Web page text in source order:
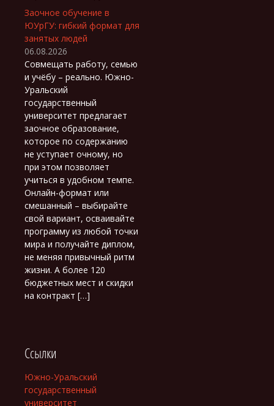
Заочное обучение в
ЮУрГУ: гибкий формат для
занятых людей
06.08.2026
Совмещать работу, семью
и учёбу – реально. Южно-
Уральский
государственный
университет предлагает
заочное образование,
которое по содержанию
не уступает очному, но
при этом позволяет
учиться в удобном темпе.
Онлайн-формат или
смешанный – выбирайте
свой вариант, осваивайте
программу из любой точки
мира и получайте диплом,
не меняя привычный ритм
жизни. А более 120
бюджетных мест и скидки
на контракт […]
Ссылки
Южно-Уральский
государственный
университет